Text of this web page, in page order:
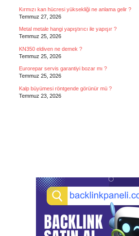
Kırmızı kan hücresi yüksekliği ne anlama gelir ?
Temmuz 27, 2026
Metal metale hangi yapıştırıcı ile yapışır ?
Temmuz 25, 2026
KN350 eldiven ne demek ?
Temmuz 25, 2026
Eurorepar servis garantiyi bozar mı ?
Temmuz 25, 2026
Kalp büyümesi röntgende görünür mü ?
Temmuz 23, 2026